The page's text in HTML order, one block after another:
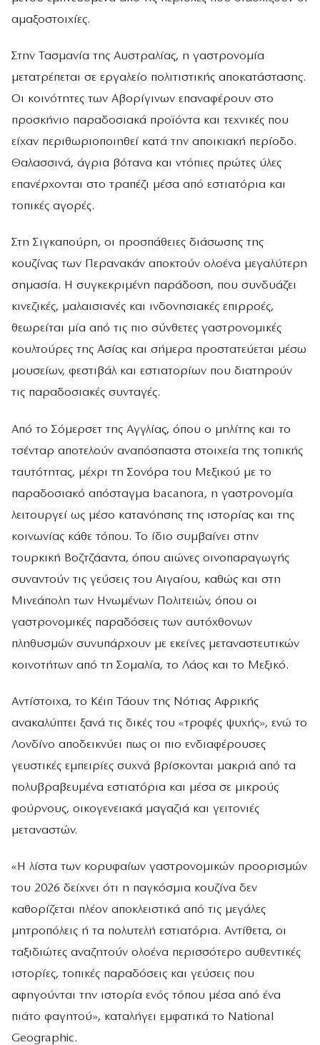
αμαξοστοιχίες.
Στην Τασμανία της Αυστραλίας, η γαστρονομία
μετατρέπεται σε εργαλείο πολιτιστικής αποκατάστασης.
Οι κοινότητες των Αβορίγινων επαναφέρουν στο
προσκήνιο παραδοσιακά προϊόντα και τεχνικές που
είχαν περιθωριοποιηθεί κατά την αποικιακή περίοδο.
Θαλασσινά, άγρια βότανα και ντόπιες πρώτες ύλες
επανέρχονται στο τραπέζι μέσα από εστιατόρια και
τοπικές αγορές.
Στη Σιγκαπούρη, οι προσπάθειες διάσωσης της
κουζίνας των Περανακάν αποκτούν ολοένα μεγαλύτερη
σημασία. Η συγκεκριμένη παράδοση, που συνδυάζει
κινεζικές, μαλαισιανές και ινδονησιακές επιρροές,
θεωρείται μία από τις πιο σύνθετες γαστρονομικές
κουλτούρες της Ασίας και σήμερα προστατεύεται μέσω
μουσείων, φεστιβάλ και εστιατορίων που διατηρούν
τις παραδοσιακές συνταγές.
Από το Σόμερσετ της Αγγλίας, όπου ο μηλίτης και το
τσένταρ αποτελούν αναπόσπαστα στοιχεία της τοπικής
ταυτότητας, μέχρι τη Σονόρα του Μεξικού με το
παραδοσιακό απόσταγμα bacanora, η γαστρονομία
λειτουργεί ως μέσο κατανόησης της ιστορίας και της
κοινωνίας κάθε τόπου. Το ίδιο συμβαίνει στην
τουρκική Βοζτζάαντα, όπου αιώνες οινοπαραγωγής
συναντούν τις γεύσεις του Αιγαίου, καθώς και στη
Μινεάπολη των Ηνωμένων Πολιτειών, όπου οι
γαστρονομικές παραδόσεις των αυτόχθονων
πληθυσμών συνυπάρχουν με εκείνες μεταναστευτικών
κοινοτήτων από τη Σομαλία, το Λάος και το Μεξικό.
Αντίστοιχα, το Κέιπ Τάουν της Νότιας Αφρικής
ανακαλύπτει ξανά τις δικές του «τροφές ψυχής», ενώ το
Λονδίνο αποδεικνύει πως οι πιο ενδιαφέρουσες
γευστικές εμπειρίες συχνά βρίσκονται μακριά από τα
πολυβραβευμένα εστιατόρια και μέσα σε μικρούς
φούρνους, οικογενειακά μαγαζιά και γειτονιές
μεταναστών.
«Η λίστα των κορυφαίων γαστρονομικών προορισμών
του 2026 δείχνει ότι η παγκόσμια κουζίνα δεν
καθορίζεται πλέον αποκλειστικά από τις μεγάλες
μητροπόλεις ή τα πολυτελή εστιατόρια. Αντίθετα, οι
ταξιδιώτες αναζητούν ολοένα περισσότερο αυθεντικές
ιστορίες, τοπικές παραδόσεις και γεύσεις που
αφηγούνται την ιστορία ενός τόπου μέσα από ένα
πιάτο φαγητού», καταλήγει εμφατικά το National
Geographic.